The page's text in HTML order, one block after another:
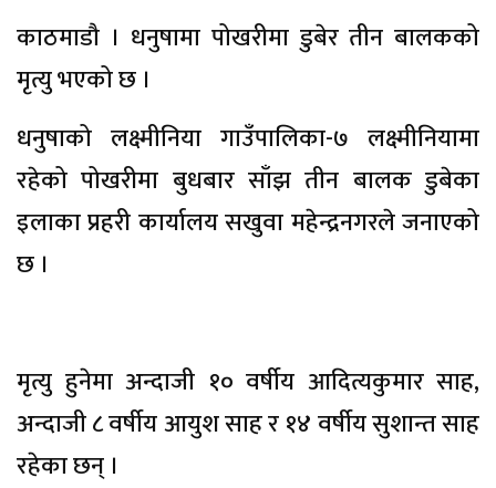
काठमाडौ । धनुषामा पोखरीमा डुबेर तीन बालकको
मृत्यु भएको छ ।
धनुषाको लक्ष्मीनिया गाउँपालिका-७ लक्ष्मीनियामा
रहेको पोखरीमा बुधबार साँझ तीन बालक डुबेका
इलाका प्रहरी कार्यालय सखुवा महेन्द्रनगरले जनाएको
छ ।
मृत्यु हुनेमा अन्दाजी १० वर्षीय आदित्यकुमार साह,
अन्दाजी ८ वर्षीय आयुश साह र १४ वर्षीय सुशान्त साह
रहेका छन् ।